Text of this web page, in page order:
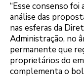
“Esse consenso foi
análise das
nas esferas da
Administração, no
permanente que
proprietários do
complementa o